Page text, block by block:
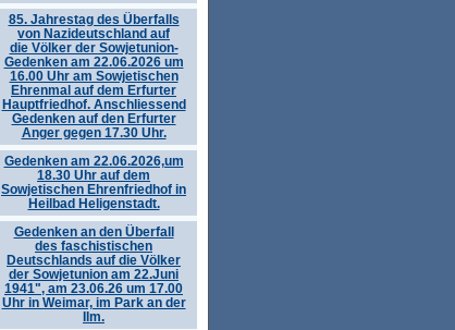
85. Jahrestag des Überfalls
von Nazideutschland auf
die Völker der Sowjetunion-
Gedenken am 22.06.2026 um
16.00 Uhr am Sowjetischen
Ehrenmal auf dem Erfurter
Hauptfriedhof. Anschliessend
Gedenken auf den Erfurter
Anger gegen 17.30 Uhr.
Gedenken am 22.06.2026,um
18.30 Uhr auf dem
Sowjetischen Ehrenfriedhof in
Heilbad Heligenstadt.
Gedenken an den Überfall
des faschistischen
Deutschlands auf die Völker
der Sowjetunion am 22.Juni
1941", am 23.06.26 um 17.00
Uhr in Weimar, im Park an der
Ilm.